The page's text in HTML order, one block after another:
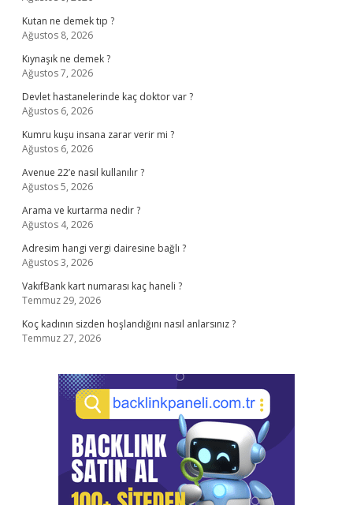
Kutan ne demek tıp ?
Ağustos 8, 2026
Kıynaşık ne demek ?
Ağustos 7, 2026
Devlet hastanelerinde kaç doktor var ?
Ağustos 6, 2026
Kumru kuşu insana zarar verir mi ?
Ağustos 6, 2026
Avenue 22’e nasıl kullanılır ?
Ağustos 5, 2026
Arama ve kurtarma nedir ?
Ağustos 4, 2026
Adresim hangi vergi dairesine bağlı ?
Ağustos 3, 2026
VakıfBank kart numarası kaç haneli ?
Temmuz 29, 2026
Koç kadının sizden hoşlandığını nasıl anlarsınız ?
Temmuz 27, 2026